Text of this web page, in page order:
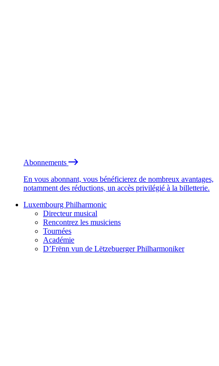
Abonnements
En vous abonnant, vous bénéficierez de nombreux avantages,
notamment des réductions, un accès privilégié à la billetterie.
Luxembourg Philharmonic
Directeur musical
Rencontrez les musiciens
Tournées
Académie
D’Frënn vun de Lëtzebuerger Philharmoniker